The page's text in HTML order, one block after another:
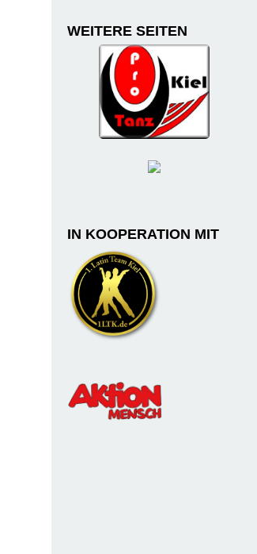
WEITERE SEITEN
IN KOOPERATION MIT